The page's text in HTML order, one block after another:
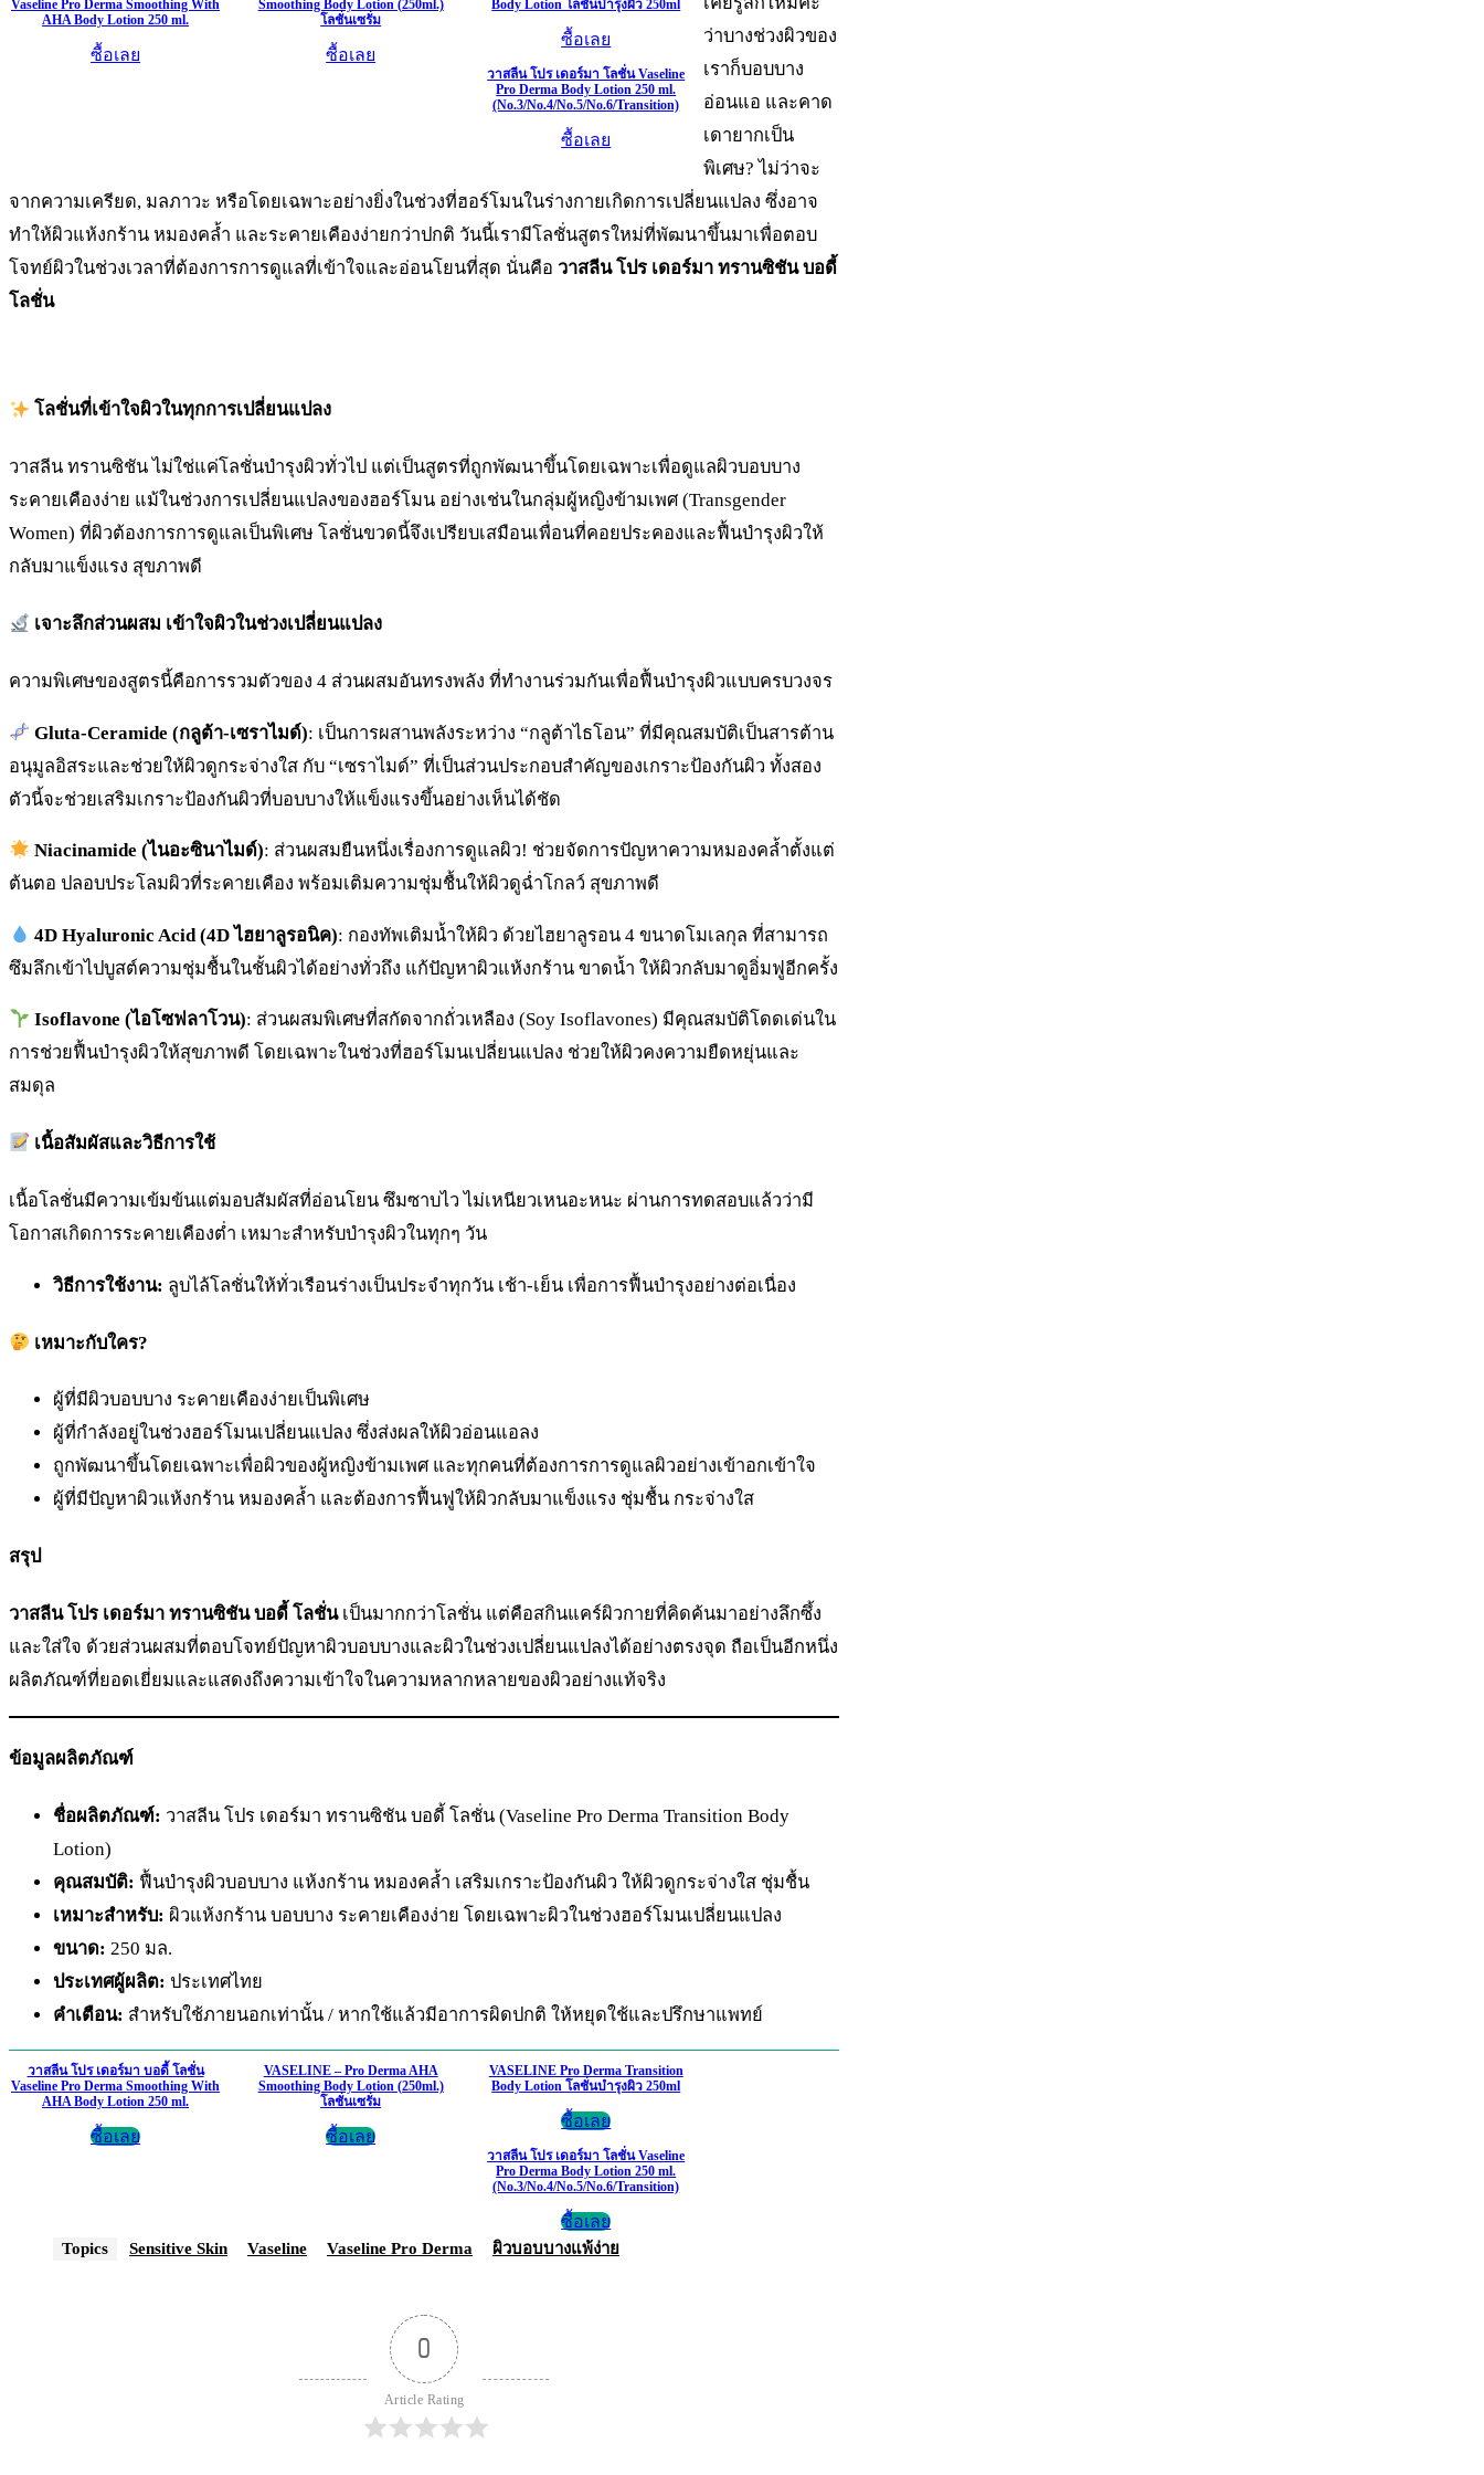
Vaseline Pro Derma Smoothing With
AHA Body Lotion 250 ml.
ซื้อเลย
Smoothing Body Lotion (250ml.)
โลชั่นเซรั่ม
ซื้อเลย
Body Lotion โลชั่นบำรุงผิว 250ml
ซื้อเลย
วาสลีน โปร เดอร์มา โลชั่น Vaseline
Pro Derma Body Lotion 250 ml.
(No.3/No.4/No.5/No.6/Transition)
ซื้อเลย
ว่าบางช่วงผิวของ
เราก็บอบบาง
อ่อนแอ และคาด
เดายากเป็น
พิเศษ? ไม่ว่าจะ
จากความเครียด, มลภาวะ หรือโดยเฉพาะอย่างยิ่งในช่วงที่ฮอร์โมนในร่างกายเกิดการเปลี่ยนแปลง ซึ่งอาจ
ทำให้ผิวแห้งกร้าน หมองคล้ำ และระคายเคืองง่ายกว่าปกติ วันนี้เรามีโลชั่นสูตรใหม่ที่พัฒนาขึ้นมาเพื่อตอบ
โจทย์ผิวในช่วงเวลาที่ต้องการการดูแลที่เข้าใจและอ่อนโยนที่สุด นั่นคือ วาสลีน โปร เดอร์มา ทรานซิชัน บอดี้
โลชั่น
โลชั่นที่เข้าใจผิวในทุกการเปลี่ยนแปลง
วาสลีน ทรานซิชัน ไม่ใช่แค่โลชั่นบำรุงผิวทั่วไป แต่เป็นสูตรที่ถูกพัฒนาขึ้นโดยเฉพาะเพื่อดูแลผิวบอบบาง
ระคายเคืองง่าย แม้ในช่วงการเปลี่ยนแปลงของฮอร์โมน อย่างเช่นในกลุ่มผู้หญิงข้ามเพศ (Transgender
Women) ที่ผิวต้องการการดูแลเป็นพิเศษ โลชั่นขวดนี้จึงเปรียบเสมือนเพื่อนที่คอยประคองและฟื้นบำรุงผิวให้
กลับมาแข็งแรง สุขภาพดี
เจาะลึกส่วนผสม เข้าใจผิวในช่วงเปลี่ยนแปลง
ความพิเศษของสูตรนี้คือการรวมตัวของ 4 ส่วนผสมอันทรงพลัง ที่ทำงานร่วมกันเพื่อฟื้นบำรุงผิวแบบครบวงจร
Gluta-Ceramide (กลูต้า-เซราไมด์): เป็นการผสานพลังระหว่าง “กลูต้าไธโอน” ที่มีคุณสมบัติเป็นสารต้าน
อนุมูลอิสระและช่วยให้ผิวดูกระจ่างใส กับ “เซราไมด์” ที่เป็นส่วนประกอบสำคัญของเกราะป้องกันผิว ทั้งสอง
ตัวนี้จะช่วยเสริมเกราะป้องกันผิวที่บอบบางให้แข็งแรงขึ้นอย่างเห็นได้ชัด
Niacinamide (ไนอะซินาไมด์): ส่วนผสมยืนหนึ่งเรื่องการดูแลผิว! ช่วยจัดการปัญหาความหมองคล้ำตั้งแต่
ต้นตอ ปลอบประโลมผิวที่ระคายเคือง พร้อมเติมความชุ่มชื้นให้ผิวดูฉ่ำโกลว์ สุขภาพดี
4D Hyaluronic Acid (4D ไฮยาลูรอนิค): กองทัพเติมน้ำให้ผิว ด้วยไฮยาลูรอน 4 ขนาดโมเลกุล ที่สามารถ
ซึมลึกเข้าไปบูสต์ความชุ่มชื้นในชั้นผิวได้อย่างทั่วถึง แก้ปัญหาผิวแห้งกร้าน ขาดน้ำ ให้ผิวกลับมาดูอิ่มฟูอีกครั้ง
Isoflavone (ไอโซฟลาโวน): ส่วนผสมพิเศษที่สกัดจากถั่วเหลือง (Soy Isoflavones) มีคุณสมบัติโดดเด่นใน
การช่วยฟื้นบำรุงผิวให้สุขภาพดี โดยเฉพาะในช่วงที่ฮอร์โมนเปลี่ยนแปลง ช่วยให้ผิวคงความยืดหยุ่นและ
สมดุล
เนื้อสัมผัสและวิธีการใช้
เนื้อโลชั่นมีความเข้มข้นแต่มอบสัมผัสที่อ่อนโยน ซึมซาบไว ไม่เหนียวเหนอะหนะ ผ่านการทดสอบแล้วว่ามี
โอกาสเกิดการระคายเคืองต่ำ เหมาะสำหรับบำรุงผิวในทุกๆ วัน
วิธีการใช้งาน: ลูบไล้โลชั่นให้ทั่วเรือนร่างเป็นประจำทุกวัน เช้า-เย็น เพื่อการฟื้นบำรุงอย่างต่อเนื่อง
เหมาะกับใคร?
ผู้ที่มีผิวบอบบาง ระคายเคืองง่ายเป็นพิเศษ
ผู้ที่กำลังอยู่ในช่วงฮอร์โมนเปลี่ยนแปลง ซึ่งส่งผลให้ผิวอ่อนแอลง
ถูกพัฒนาขึ้นโดยเฉพาะเพื่อผิวของผู้หญิงข้ามเพศ และทุกคนที่ต้องการการดูแลผิวอย่างเข้าอกเข้าใจ
ผู้ที่มีปัญหาผิวแห้งกร้าน หมองคล้ำ และต้องการฟื้นฟูให้ผิวกลับมาแข็งแรง ชุ่มชื้น กระจ่างใส
สรุป
วาสลีน โปร เดอร์มา ทรานซิชัน บอดี้ โลชั่นเป็นมากกว่าโลชั่น แต่คือสกินแคร์ผิวกายที่คิดค้นมาอย่างลึกซึ้ง
และใส่ใจ ด้วยส่วนผสมที่ตอบโจทย์ปัญหาผิวบอบบางและผิวในช่วงเปลี่ยนแปลงได้อย่างตรงจุด ถือเป็นอีกหนึ่ง
ผลิตภัณฑ์ที่ยอดเยี่ยมและแสดงถึงความเข้าใจในความหลากหลายของผิวอย่างแท้จริง
ข้อมูลผลิตภัณฑ์
ชื่อผลิตภัณฑ์: วาสลีน โปร เดอร์มา ทรานซิชัน บอดี้ โลชั่น (Vaseline Pro Derma Transition Body
Lotion)
คุณสมบัติ: ฟื้นบำรุงผิวบอบบาง แห้งกร้าน หมองคล้ำ เสริมเกราะป้องกันผิว ให้ผิวดูกระจ่างใส ชุ่มชื้น
เหมาะสำหรับ: ผิวแห้งกร้าน บอบบาง ระคายเคืองง่าย โดยเฉพาะผิวในช่วงฮอร์โมนเปลี่ยนแปลง
ขนาด: 250 มล.
ประเทศผู้ผลิต: ประเทศไทย
คำเตือน: สำหรับใช้ภายนอกเท่านั้น / หากใช้แล้วมีอาการผิดปกติ ให้หยุดใช้และปรึกษาแพทย์
วาสลีน โปร เดอร์มา บอดี้ โลชั่น
Vaseline Pro Derma Smoothing With
AHA Body Lotion 250 ml.
ซื้อเลย
VASELINE – Pro Derma AHA
Smoothing Body Lotion (250ml.)
โลชั่นเซรั่ม
ซื้อเลย
VASELINE Pro Derma Transition
Body Lotion โลชั่นบำรุงผิว 250ml
ซื้อเลย
วาสลีน โปร เดอร์มา โลชั่น Vaseline
Pro Derma Body Lotion 250 ml.
(No.3/No.4/No.5/No.6/Transition)
ซื้อเลย
Topics Sensitive Skin Vaseline Vaseline Pro Derma ผิวบอบบางแพ้ง่าย
0
Article Rating